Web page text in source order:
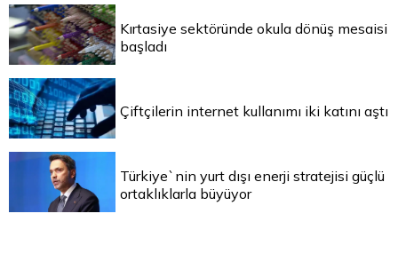
Kırtasiye sektöründe okula dönüş mesaisi
başladı
Çiftçilerin internet kullanımı iki katını aştı
Türkiye`nin yurt dışı enerji stratejisi güçlü
ortaklıklarla büyüyor